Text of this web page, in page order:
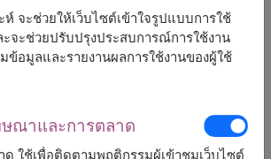
สั่งซื้อ
ห์ จะช่วยให้เว็บไซต์เข้าใจรูปแบบการใช้
ะจะช่วยปรับปรุงประสบการณ์การใช้งาน
ข้อมูลและรายงานผลการใช้งานของผู้ใช้
ษณาและการตลาด
ด ใช้เพื่อติดตามพฤติกรรมผู้เข้าชมเว็บไซต์